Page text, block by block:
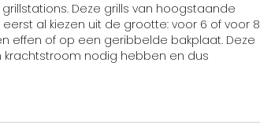
Deze grills van hoogstaande
al kiezen uit de grootte: voor 6 of voor 8
effen of op een geribbelde bakplaat. Deze
nodig hebben en dus